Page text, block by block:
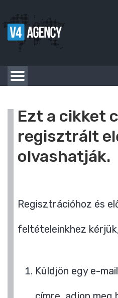
Ezt a cikket
regisztrált
olvashatják.
Regisztrációhoz és
feltételeinkhez
Küldjön egy e-